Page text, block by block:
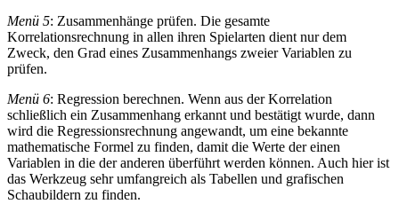
Menü 5: Zusammenhänge prüfen. Die gesamte
Korrelationsrechnung in allen ihren Spielarten dient nur dem
Zweck, den Grad eines Zusammenhangs zweier Variablen zu
prüfen.
Menü 6: Regression berechnen. Wenn aus der Korrelation
schließlich ein Zusammenhang erkannt und bestätigt wurde, dann
wird die Regressionsrechnung angewandt, um eine bekannte
mathematische Formel zu finden, damit die Werte der einen
Variablen in die der anderen überführt werden können. Auch hier ist
das Werkzeug sehr umfangreich als Tabellen und grafischen
Schaubildern zu finden.